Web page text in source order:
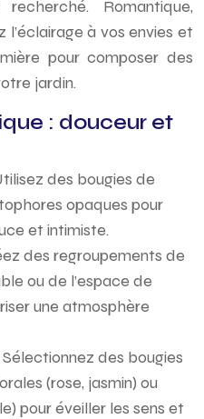
Romantique,
à vos envies et
pour composer des
jardin.
: douceur et
des bougies de
opaques pour
et intimiste.
des regroupements de
ou de l’espace de
une atmosphère
Sélectionnez des bougies
(rose, jasmin) ou
pour éveiller les sens et